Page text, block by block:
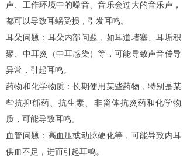
声、工作环境中的噪音、音乐会过大的音乐声，
都可以导致耳蜗受损，引发耳鸣。
耳朵问题：耳朵内部问题，如耳道堵塞、耳垢积
聚、中耳炎（中耳感染）等，可能导致声音传导
异常，引起耳鸣。
药物和化学物质：长期使用某些药物，特别是某
些抗抑郁药、抗生素、非甾体抗炎药和化学物
质，可能导致耳鸣。
血管问题：高血压或动脉硬化等，可能导致内耳
供血不足，进而引起耳鸣。